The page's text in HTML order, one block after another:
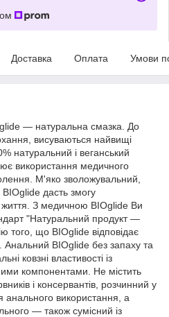
Доставка Оплата Умови
— натуральна смазка. До
висуваються найвищі
натуральний і веганський
використання медичного
М'яко зволожувальний,
BIOglide дасть змогу
життя. З медичною BIOglide Ви
"Натуральний продукт —
того, що BIOglide відповідає
BIOglide без запаху та
ковзні властивості із
компонентами. Не містить
і консервантів, розчинний у
анального використання, а
— також сумісний із